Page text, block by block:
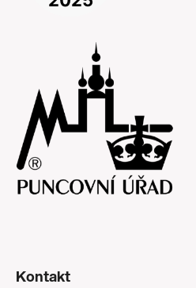
Kontakt